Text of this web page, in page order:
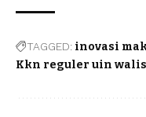
TAGGED: inovasi
Kkn reguler uin